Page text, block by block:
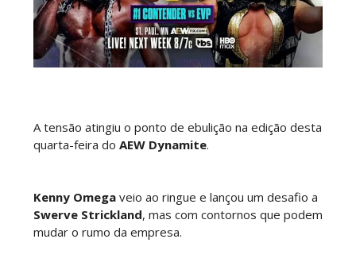
Semana em Sexyness No.52
SCSA867-Aug 02 2026
WWE Friday Night Smackdown 31 July 2026
Unknown- Aug 01 2026
A tensão atingiu o ponto de ebulição na edição desta
quarta-feira do AEW Dynamite.
Kenny Omega veio ao ringue e lançou um desafio a
Swerve Strickland, mas com contornos que podem
mudar o rumo da empresa.